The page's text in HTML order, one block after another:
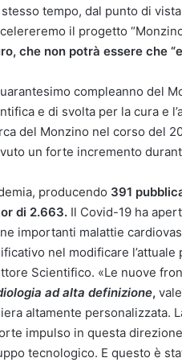
tempo, dal punto di
il progetto
che non potrà essere che
compleanno del
e di svolta per la cura e
del Monzino nel corso del
un forte incremento
producendo 391
di 2.663. Il Covid-19 ha
importanti malattie
nel modificare
Scientifico. «Le nuove
ad alta definizione,
altamente personalizzata.
impulso in questa
tecnologico. E questo è